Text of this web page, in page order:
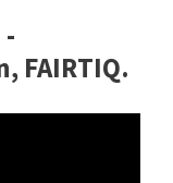
FAIRTIQ.